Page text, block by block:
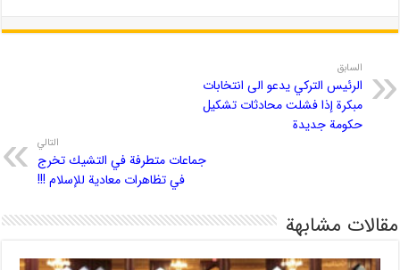
السابق
الرئيس التركي يدعو الى انتخابات
مبكرة إذا فشلت محادثات تشكيل
حكومة جديدة
التالي
جماعات متطرفة في التشيك تخرج
في تظاهرات معادية للإسلام !!!
مقالات مشابهة